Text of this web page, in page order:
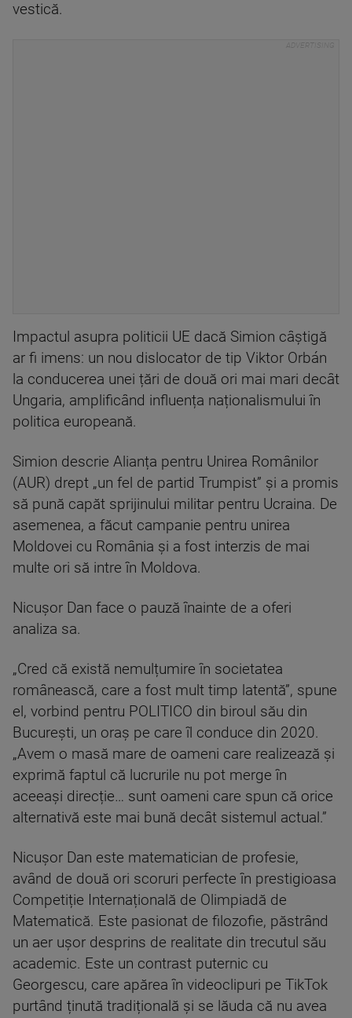
vestică.
Impactul asupra politicii UE dacă Simion câștigă
ar fi imens: un nou dislocator de tip Viktor Orbán
la conducerea unei țări de două ori mai mari decât
Ungaria, amplificând influența naționalismului în
politica europeană.
Simion descrie Alianța pentru Unirea Românilor
(AUR) drept „un fel de partid Trumpist” și a promis
să pună capăt sprijinului militar pentru Ucraina. De
asemenea, a făcut campanie pentru unirea
Moldovei cu România și a fost interzis de mai
multe ori să intre în Moldova.
Nicușor Dan face o pauză înainte de a oferi
analiza sa.
„Cred că există nemulțumire în societatea
românească, care a fost mult timp latentă”, spune
el, vorbind pentru POLITICO din biroul său din
București, un oraș pe care îl conduce din 2020.
„Avem o masă mare de oameni care realizează și
exprimă faptul că lucrurile nu pot merge în
aceeași direcție… sunt oameni care spun că orice
alternativă este mai bună decât sistemul actual.”
Nicușor Dan este matematician de profesie,
având de două ori scoruri perfecte în prestigioasa
Competiție Internațională de Olimpiadă de
Matematică. Este pasionat de filozofie, păstrând
un aer ușor desprins de realitate din trecutul său
academic. Este un contrast puternic cu
Georgescu, care apărea în videoclipuri pe TikTok
purtând ținută tradițională și se lăuda că nu avea